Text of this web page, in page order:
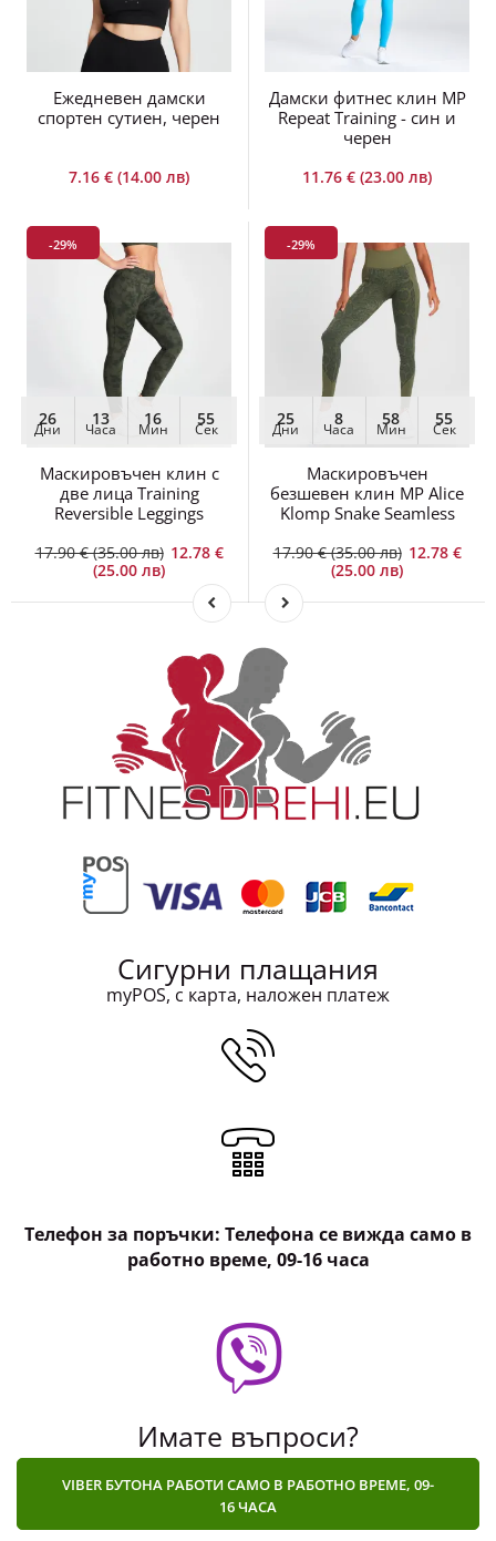
Ежедневен дамски
спортен сутиен, черен
7.16 € (14.00 лв)
Дамски фитнес клин MP
Repeat Training - син и
черен
11.76 € (23.00 лв)
-29%
26
Дни
13
Часа
16
Мин
55
Сек
Маскировъчен клин с
две лица Training
Reversible Leggings
17.90 € (35.00 лв) 12.78 €
(25.00 лв)
-29%
25
Дни
8
Часа
58
Мин
55
Сек
Маскировъчен
безшевен клин MP Alice
Klomp Snake Seamless
17.90 € (35.00 лв) 12.78 €
(25.00 лв)
Сигурни плащания
myPOS, с карта, наложен платеж
Телефон за поръчки: Телефона се вижда само в
работно време, 09-16 часа
Имате въпроси?
VIBER БУТОНА РАБОТИ САМО В РАБОТНО ВРЕМЕ, 09-
16 ЧАСА